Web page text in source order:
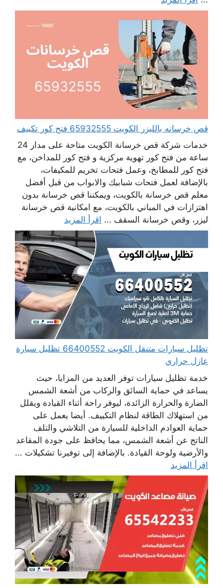
قص خرسانه بالليزر الكويت 65932555 فتح كور تكييف
خدمات شركة قص خرسانة الكويت متاحة على مدار 24
ساعة من فتح كور تهوية مركزية و فتح كور للمداخن، مع
فتح كور للمطابخ، وعمل فتحات تخريم للمكيفات،
بالإضافة لعمل فتحات شبابيك والابواب من قبل أفضل
معلم قص خرسانة بالكويت، ويمكننا قص خرسانة بدون
اهتزازات في المباني بالكويت، مع امكانية قص خرسانة
ليزر، وقص خرسانة السقف ... اقرأ المزيد
تظليل سيارات متنقل الكويت 66400552 تظليل سيارة
عازل حراري
خدمة تظليل سيارات توفر العديد من المزايا، حيث
يساعد في حماية السائق والركاب من أشعة الشمس
الضارة والحرارة الزائدة، ليوفر راحة أثناء القيادة ويقلل
من استهلاك الطاقة لنظام التكييف. أيضا يعمل على
حماية العوادم الداخلية للسيارة من التلاشي والتلف
الناتج عن أشعة الشمس، مما يحافظ على جودة المقاعد
والأرضية ولوحة القيادة. بالإضافة إلى توفيرنا تشكيلات ...
اقرأ المزيد